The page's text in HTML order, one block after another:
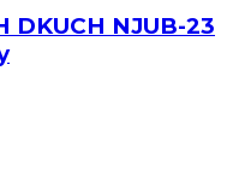
DKUCH NJUB-23